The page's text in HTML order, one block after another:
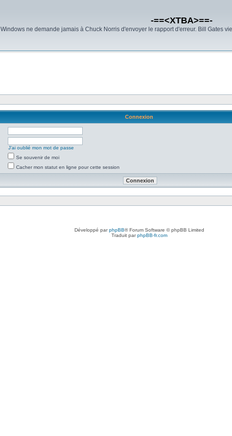
-==<XTBA>==-
Windows ne demande jamais à Chuck Norris d'envoyer le rapport d'erreur. Bill Gates
Connexion
J’ai oublié mon mot de passe
Se souvenir de moi
Cacher mon statut en ligne pour cette session
Développé parphpBB® Forum Software © phpBB Limited
Traduit parphpBB-fr.com